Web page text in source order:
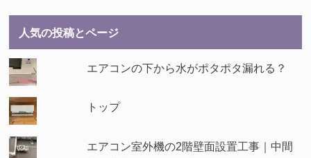
人気の投稿とページ
エアコンの下から水がポタポタ漏れる？
トップ
エアコン室外機の2階壁面設置工事｜中間